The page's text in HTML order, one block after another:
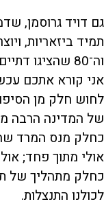
גם דויד גרוסמן,
וה־80 שהציגו
אני קורא אתכם
לחוש חלק מן
של המדינה הרבה
כחלק מנס המרד
אולי מתוך פחד;
כחלק מתהליך של
לכולנו התנצלות.